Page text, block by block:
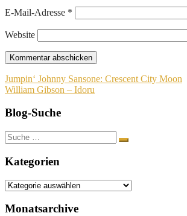
E-Mail-Adresse *
Website
Beitragsnavigation
Jumpin‘ Johnny Sansone: Crescent City Moon
William Gibson – Idoru
Blog-Suche
Suche
nach:
Kategorien
Kategorien
Monatsarchive